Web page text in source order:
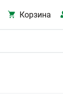
Корзина